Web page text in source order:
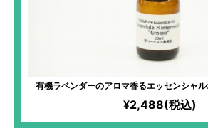
有機ラベンダーのアロマ香るエッセンシャル
10ml
¥2,488(税込)